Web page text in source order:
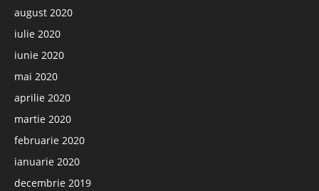
august 2020
iulie 2020
iunie 2020
mai 2020
aprilie 2020
martie 2020
februarie 2020
ianuarie 2020
decembrie 2019